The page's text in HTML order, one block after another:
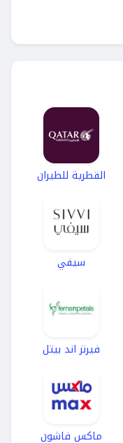
القطرية للطيران
سيفي
فيرنز اند بيتل
ماكس فاشون